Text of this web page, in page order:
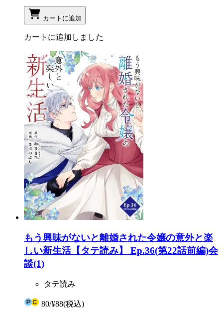
カートに追加
カートに追加しました
もう興味がないと離婚された令嬢の意外と楽
しい新生活【タテ読み】 Ep.36(第22話前編)会
談(1)
タテ読み
80/¥88(税込)